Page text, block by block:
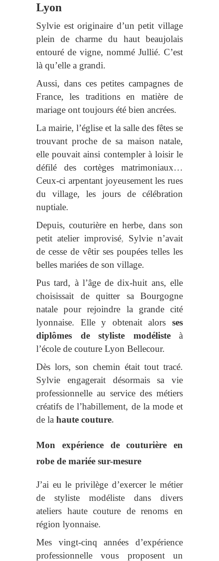
Lyon
Sylvie est originaire d’un petit village
plein de charme du haut beaujolais
entouré de vigne, nommé Jullié. C’est
là qu’elle a grandi.
Aussi, dans ces petites campagnes de
France, les traditions en matière de
mariage ont toujours été bien ancrées.
La mairie, l’église et la salle des fêtes se
trouvant proche de sa maison natale,
elle pouvait ainsi contempler à loisir le
défilé des cortèges matrimoniaux…
Ceux-ci arpentant joyeusement les rues
du village, les jours de célébration
nuptiale.
Depuis, couturière en herbe, dans son
petit atelier improvisé, Sylvie n’avait
de cesse de vêtir ses poupées telles les
belles mariées de son village.
Pus tard, à l’âge de dix-huit ans, elle
choisissait de quitter sa Bourgogne
natale pour rejoindre la grande cité
lyonnaise. Elle y obtenait alors ses
diplômes de styliste modéliste à
l’école de couture Lyon Bellecour.
Dès lors, son chemin était tout tracé.
Sylvie engagerait désormais sa vie
professionnelle au service des métiers
créatifs de l’habillement, de la mode et
de la haute couture.
Mon expérience de couturière en
robe de mariée sur-mesure
J’ai eu le privilège d’exercer le métier
de styliste modéliste dans divers
ateliers haute couture de renoms en
région lyonnaise.
Mes vingt-cinq années d’expérience
professionnelle vous proposent un